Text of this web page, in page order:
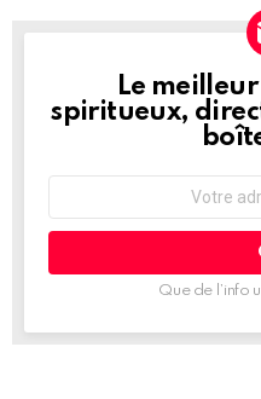
NEWSLETTER
Le
spiritueux,
mail
Que de l’info